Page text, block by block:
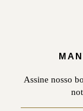
Assine nosso